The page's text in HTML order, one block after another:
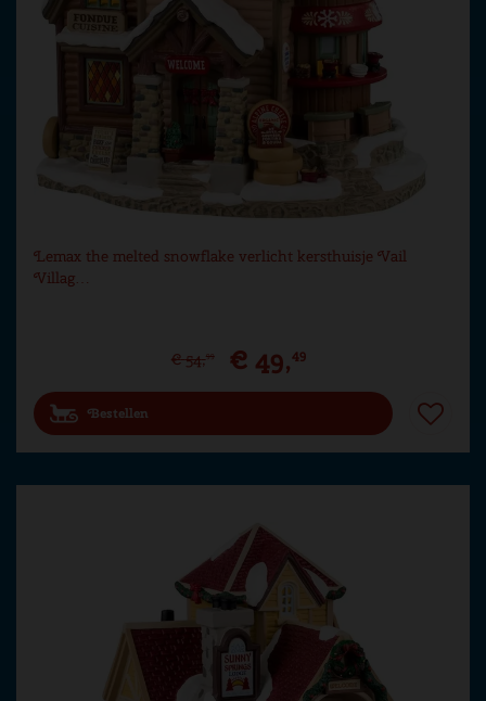
Lemax the melted snowflake verlicht kersthuisje Vail
Villag…
€ 54,99 € 49,49
Bestellen